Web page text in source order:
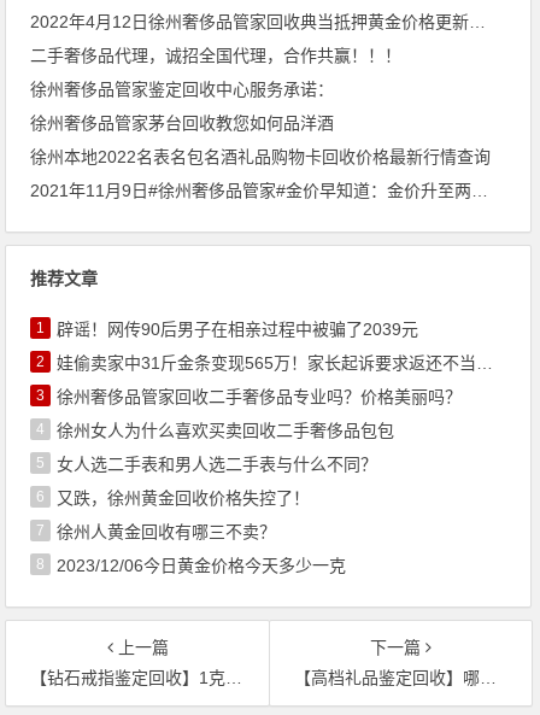
2022年4月12日徐州奢侈品管家回收典当抵押黄金价格更新查询
二手奢侈品代理，诚招全国代理，合作共赢！！！
徐州奢侈品管家鉴定回收中心服务承诺：
徐州奢侈品管家茅台回收教您如何品洋酒
徐州本地2022名表名包名酒礼品购物卡回收价格最新行情查询
2021年11月9日#徐州奢侈品管家#金价早知道：金价升至两个月最高水平，今日黄金回收/抵押/典当参考价370.4/克
推荐文章
1 辟谣！网传90后男子在相亲过程中被骗了2039元
2 娃偷卖家中31斤金条变现565万！家长起诉要求返还不当得利！
3 徐州奢侈品管家回收二手奢侈品专业吗？价格美丽吗？
4 徐州女人为什么喜欢买卖回收二手奢侈品包包
5 女人选二手表和男人选二手表与什么不同？
6 又跌，徐州黄金回收价格失控了！
7 徐州人黄金回收有哪三不卖？
8 2023/12/06今日黄金价格今天多少一克
上一篇
【钻石戒指鉴定回收】1克拉的钻石戒指回收价格多少？
下一篇
【高档礼品鉴定回收】哪里回收阿胶 东阿阿胶回收价格多少钱一盒